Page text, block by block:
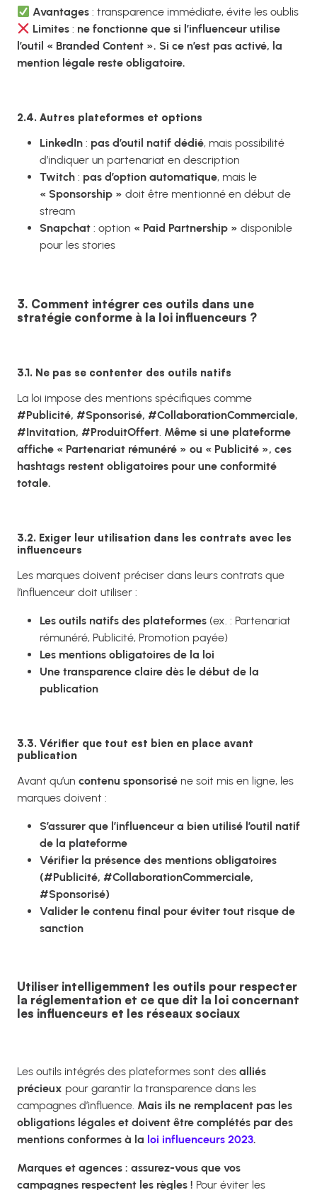
Avantages : transparence immédiate, évite les oublis
Limites : ne fonctionne que si l’influenceur utilise
l’outil « Branded Content ». Si ce n’est pas activé, la
mention légale reste obligatoire.
2.4. Autres plateformes et options
LinkedIn : pas d’outil natif dédié, mais possibilité
d’indiquer un partenariat en description
Twitch : pas d’option automatique, mais le
« Sponsorship » doit être mentionné en début de
stream
Snapchat : option « Paid Partnership » disponible
pour les stories
3. Comment intégrer ces outils dans une
stratégie conforme à la loi influenceurs ?
3.1. Ne pas se contenter des outils natifs
La loi impose des mentions spécifiques comme
#Publicité, #Sponsorisé, #CollaborationCommerciale,
#Invitation, #ProduitOffert. Même si une plateforme
affiche « Partenariat rémunéré » ou « Publicité », ces
hashtags restent obligatoires pour une conformité
totale.
3.2. Exiger leur utilisation dans les contrats avec les
influenceurs
Les marques doivent préciser dans leurs contrats que
l’influenceur doit utiliser :
Les outils natifs des plateformes (ex. : Partenariat
rémunéré, Publicité, Promotion payée)
Les mentions obligatoires de la loi
Une transparence claire dès le début de la
publication
3.3. Vérifier que tout est bien en place avant
publication
Avant qu’un contenu sponsorisé ne soit mis en ligne, les
marques doivent :
S’assurer que l’influenceur a bien utilisé l’outil natif
de la plateforme
Vérifier la présence des mentions obligatoires
(#Publicité, #CollaborationCommerciale,
#Sponsorisé)
Valider le contenu final pour éviter tout risque de
sanction
Utiliser intelligemment les outils pour respecter
la réglementation et ce que dit la loi concernant
les influenceurs et les réseaux sociaux
Les outils intégrés des plateformes sont des alliés
précieux pour garantir la transparence dans les
campagnes d’influence. Mais ils ne remplacent pas les
obligations légales et doivent être complétés par des
mentions conformes à la loi influenceurs 2023.
Marques et agences : assurez-vous que vos
campagnes respectent les règles ! Pour éviter les